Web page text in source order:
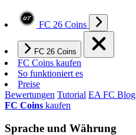
FC 26 Coins
FC 26 Coins
FC Coins kaufen
So funktioniert es
Preise
Bewertungen Tutorial EA FC Blog
FC Coins kaufen
Sprache und Währung